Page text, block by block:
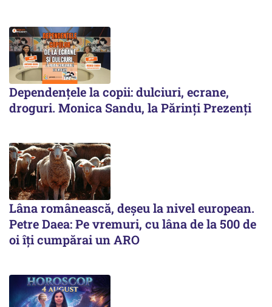
Dependențele la copii: dulciuri, ecrane,
droguri. Monica Sandu, la Părinți Prezenți
Lâna românească, deșeu la nivel european.
Petre Daea: Pe vremuri, cu lâna de la 500 de
oi îți cumpărai un ARO